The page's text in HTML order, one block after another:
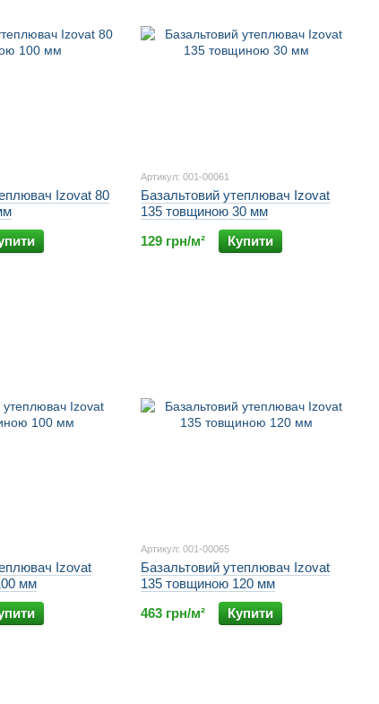
Izovat 80
Артикул: 001-00061
Базальтовий утеплювач Izovat
135 товщиною 30 мм
129 грн/м²
Купити
Izovat
мм
Артикул: 001-00065
Базальтовий утеплювач Izovat
135 товщиною 120 мм
463 грн/м²
Купити